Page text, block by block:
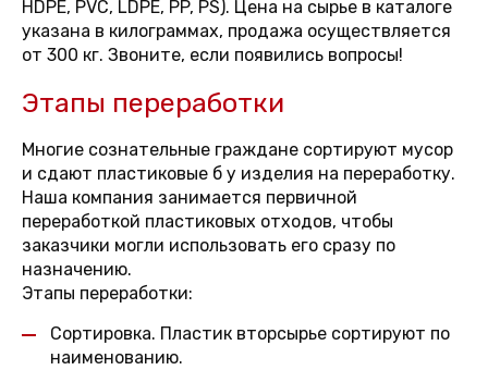
HDPE, PVC, LDPE, PP, PS). Цена на сырье в каталоге
указана в килограммах, продажа осуществляется
от 300 кг. Звоните, если появились вопросы!
Этапы переработки
Многие сознательные граждане сортируют мусор
и сдают пластиковые б у изделия на переработку.
Наша компания занимается первичной
переработкой пластиковых отходов, чтобы
заказчики могли использовать его сразу по
назначению.
Этапы переработки:
Сортировка. Пластик вторсырье сортируют по
наименованию.